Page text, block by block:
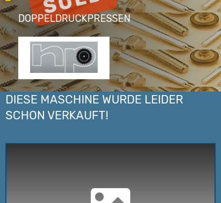
DOPPELDRUCKPRESSEN
DIESE MASCHINE WURDE LEIDER
SCHON VERKAUFT!